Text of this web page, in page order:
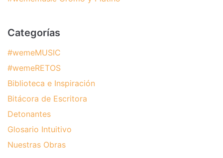
Categorías
#wemeMUSIC
#wemeRETOS
Biblioteca e Inspiración
Bitácora de Escritora
Detonantes
Glosario Intuitivo
Nuestras Obras